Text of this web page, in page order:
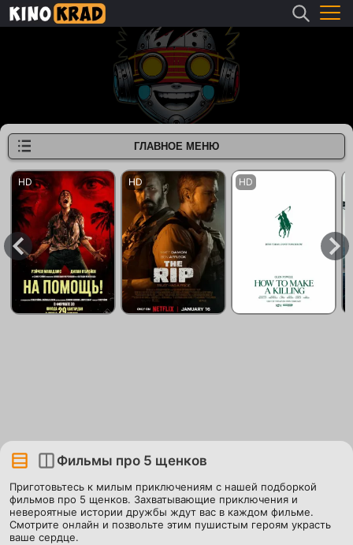
Фильмы про 5 щенков
Приготовьтесь к милым приключениям с нашей подборкой
фильмов про 5 щенков. Захватывающие приключения и
невероятные истории дружбы ждут вас в каждом фильме.
Смотрите онлайн и позвольте этим пушистым героям украсть
ваше сердце.
ГЛАВНОЕ МЕНЮ